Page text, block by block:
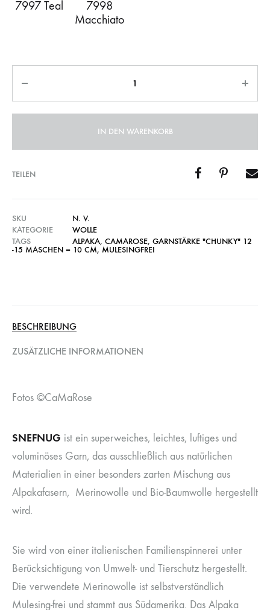
IN DEN WARENKORB
TEILEN
SKU
N. V.
KATEGORIE
WOLLE
TAGS
ALPAKA, CAMAROSE, GARNSTÄRKE "CHUNKY" 12
-15 MASCHEN = 10 CM, MULESINGFREI
BESCHREIBUNG
ZUSÄTZLICHE INFORMATIONEN
Fotos ©CaMaRose
SNEFNUG ist ein superweiches, leichtes, luftiges und
voluminöses Garn, das ausschließlich aus natürlichen
Materialien in einer besonders zarten Mischung aus
Alpakafasern, Merinowolle und Bio-Baumwolle hergestellt
wird.
Sie wird von einer italienischen Familienspinnerei unter
Berücksichtigung von Umwelt- und Tierschutz hergestellt.
Die verwendete Merinowolle ist selbstverständlich
Mulesing-frei und stammt aus Südamerika. Das Alpaka